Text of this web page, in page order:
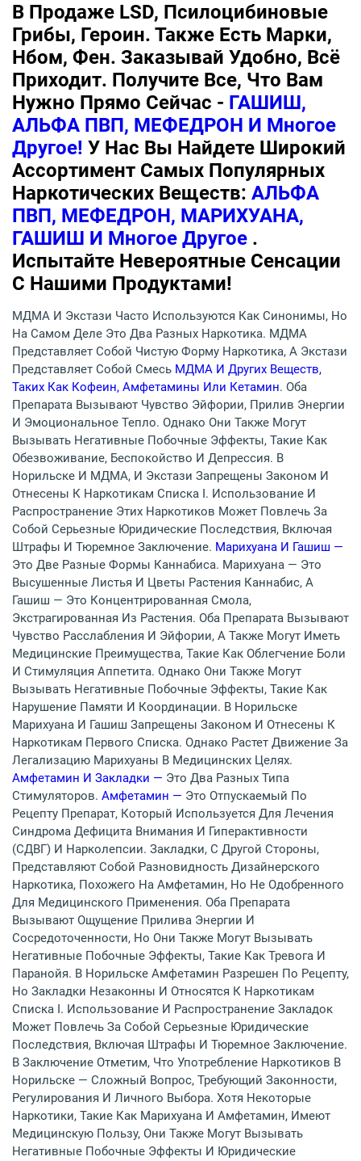
В Продаже LSD, Псилоцибиновые
Грибы, Героин. Также Есть Марки,
Нбом, Фен. Заказывай Удобно, Всё
Приходит. Получите Все, Что Вам
Нужно Прямо Сейчас - ГАШИШ,
АЛЬФА ПВП, МЕФЕДРОН И Многое
Другое! У Нас Вы Найдете Широкий
Ассортимент Самых Популярных
Наркотических Веществ: АЛЬФА
ПВП, МЕФЕДРОН, МАРИХУАНА,
ГАШИШ И Многое Другое .
Испытайте Невероятные Сенсации
С Нашими Продуктами!
МДМА И Экстази Часто Используются Как Синонимы, Но
На Самом Деле Это Два Разных Наркотика. МДМА
Представляет Собой Чистую Форму Наркотика, А Экстази
Представляет Собой Смесь МДМА И Других Веществ,
Таких Как Кофеин, Амфетамины Или Кетамин. Оба
Препарата Вызывают Чувство Эйфории, Прилив Энергии
И Эмоциональное Тепло. Однако Они Также Могут
Вызывать Негативные Побочные Эффекты, Такие Как
Обезвоживание, Беспокойство И Депрессия. В
Норильске И МДМА, И Экстази Запрещены Законом И
Отнесены К Наркотикам Списка I. Использование И
Распространение Этих Наркотиков Может Повлечь За
Собой Серьезные Юридические Последствия, Включая
Штрафы И Тюремное Заключение. Марихуана И Гашиш —
Это Две Разные Формы Каннабиса. Марихуана — Это
Высушенные Листья И Цветы Растения Каннабис, А
Гашиш — Это Концентрированная Смола,
Экстрагированная Из Растения. Оба Препарата Вызывают
Чувство Расслабления И Эйфории, А Также Могут Иметь
Медицинские Преимущества, Такие Как Облегчение Боли
И Стимуляция Аппетита. Однако Они Также Могут
Вызывать Негативные Побочные Эффекты, Такие Как
Нарушение Памяти И Координации. В Норильске
Марихуана И Гашиш Запрещены Законом И Отнесены К
Наркотикам Первого Списка. Однако Растет Движение За
Легализацию Марихуаны В Медицинских Целях.
Амфетамин И Закладки — Это Два Разных Типа
Стимуляторов. Амфетамин — Это Отпускаемый По
Рецепту Препарат, Который Используется Для Лечения
Синдрома Дефицита Внимания И Гиперактивности
(СДВГ) И Нарколепсии. Закладки, С Другой Стороны,
Представляют Собой Разновидность Дизайнерского
Наркотика, Похожего На Амфетамин, Но Не Одобренного
Для Медицинского Применения. Оба Препарата
Вызывают Ощущение Прилива Энергии И
Сосредоточенности, Но Они Также Могут Вызывать
Негативные Побочные Эффекты, Такие Как Тревога И
Паранойя. В Норильске Амфетамин Разрешен По Рецепту,
Но Закладки Незаконны И Относятся К Наркотикам
Списка I. Использование И Распространение Закладок
Может Повлечь За Собой Серьезные Юридические
Последствия, Включая Штрафы И Тюремное Заключение.
В Заключение Отметим, Что Употребление Наркотиков В
Норильске — Сложный Вопрос, Требующий Законности,
Регулирования И Личного Выбора. Хотя Некоторые
Наркотики, Такие Как Марихуана И Амфетамин, Имеют
Медицинскую Пользу, Они Также Могут Вызывать
Негативные Побочные Эффекты И Юридические